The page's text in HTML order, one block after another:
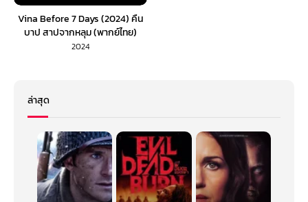
Vina Before 7 Days (2024) คืน
บาป สาปจากหลุม (พากย์ไทย)
2024
ล่าสุด